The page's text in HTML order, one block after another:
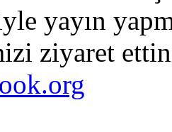
yayın
ziyaret